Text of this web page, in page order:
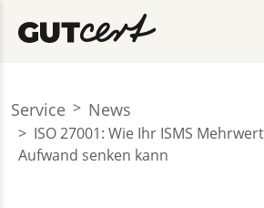
Service News
ISO 27001: Wie Ihr ISMS
Aufwand senken kann